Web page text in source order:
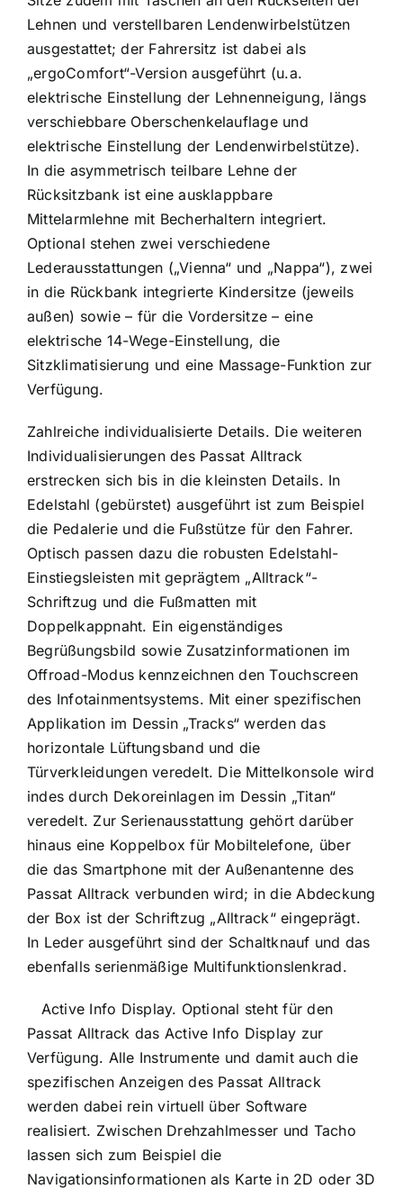
Lehnen und verstellbaren Lendenwirbelstützen
ausgestattet; der Fahrersitz ist dabei als
„ergoComfort“-Version ausgeführt (u.a.
elektrische Einstellung der Lehnenneigung, längs
verschiebbare Oberschenkelauflage und
elektrische Einstellung der Lendenwirbelstütze).
In die asymmetrisch teilbare Lehne der
Rücksitzbank ist eine ausklappbare
Mittelarmlehne mit Becherhaltern integriert.
Optional stehen zwei verschiedene
Lederausstattungen („Vienna“ und „Nappa“), zwei
in die Rückbank integrierte Kindersitze (jeweils
außen) sowie – für die Vordersitze – eine
elektrische 14-Wege-Einstellung, die
Sitzklimatisierung und eine Massage-Funktion zur
Verfügung.
Zahlreiche individualisierte Details. Die weiteren
Individualisierungen des Passat Alltrack
erstrecken sich bis in die kleinsten Details. In
Edelstahl (gebürstet) ausgeführt ist zum Beispiel
die Pedalerie und die Fußstütze für den Fahrer.
Optisch passen dazu die robusten Edelstahl-
Einstiegsleisten mit geprägtem „Alltrack“-
Schriftzug und die Fußmatten mit
Doppelkappnaht. Ein eigenständiges
Begrüßungsbild sowie Zusatzinformationen im
Offroad-Modus kennzeichnen den Touchscreen
des Infotainmentsystems. Mit einer spezifischen
Applikation im Dessin „Tracks“ werden das
horizontale Lüftungsband und die
Türverkleidungen veredelt. Die Mittelkonsole wird
indes durch Dekoreinlagen im Dessin „Titan“
veredelt. Zur Serienausstattung gehört darüber
hinaus eine Koppelbox für Mobiltelefone, über
die das Smartphone mit der Außenantenne des
Passat Alltrack verbunden wird; in die Abdeckung
der Box ist der Schriftzug „Alltrack“ eingeprägt.
In Leder ausgeführt sind der Schaltknauf und das
ebenfalls serienmäßige Multifunktionslenkrad.
Active Info Display. Optional steht für den
Passat Alltrack das Active Info Display zur
Verfügung. Alle Instrumente und damit auch die
spezifischen Anzeigen des Passat Alltrack
werden dabei rein virtuell über Software
realisiert. Zwischen Drehzahlmesser und Tacho
lassen sich zum Beispiel die
Navigationsinformationen als Karte in 2D oder 3D